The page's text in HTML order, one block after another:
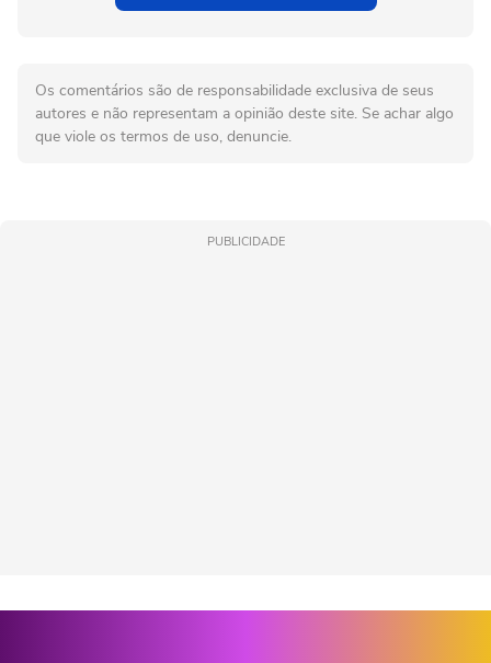
Os comentários são de responsabilidade exclusiva de seus
autores e não representam a opinião deste site. Se achar algo
que viole os termos de uso, denuncie.
PUBLICIDADE